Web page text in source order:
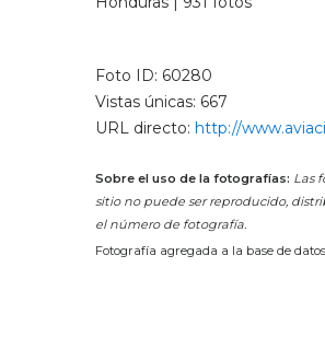
Foto ID: 60280
Vistas únicas: 667
URL directo: http://
Sobre el uso de la fotografías: Las
sitio no puede ser reproducido,
el número de fotografía.
Fotografía agregada a la base de datos